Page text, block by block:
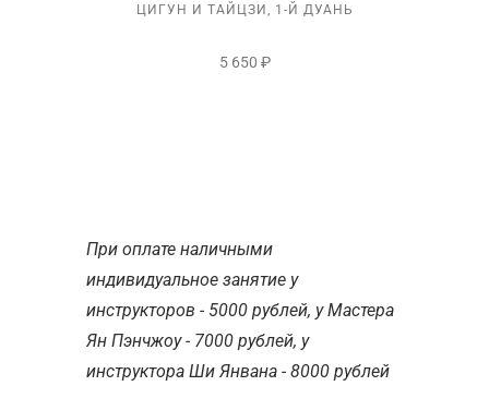
ЦИГУН И ТАЙЦЗИ, 1-Й ДУАНЬ
5 650 ₽
При оплате наличными
индивидуальное занятие у
инструкторов - 5000 рублей, у Мастера
Ян Пэнчжоу - 7000 рублей, у
инструктора Ши Янвана - 8000 рублей